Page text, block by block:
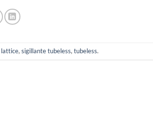
lattice,sigillante tubeless,tubeless.